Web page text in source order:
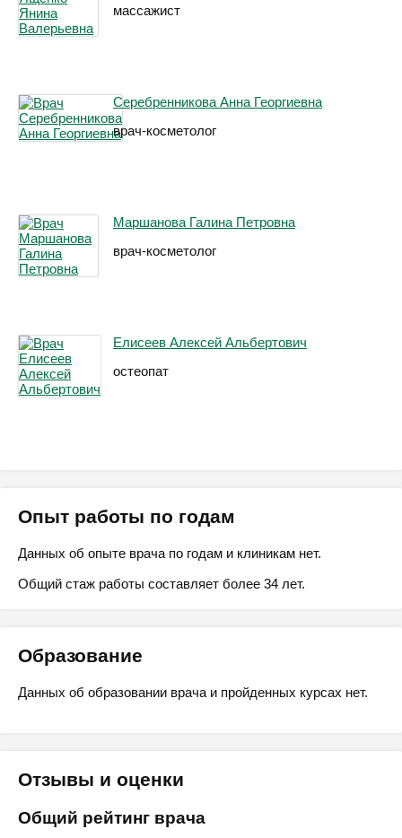
массажист
Серебренникова Анна Георгиевна
врач-косметолог
Маршанова Галина Петровна
врач-косметолог
Елисеев Алексей Альбертович
остеопат
Опыт работы по годам
Данных об опыте врача по годам и клиникам нет.
Общий стаж работы составляет более 34 лет.
Образование
Данных об образовании врача и пройденных курсах нет.
Отзывы и оценки
Общий рейтинг врача